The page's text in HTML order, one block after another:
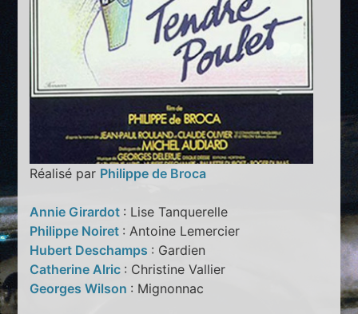
Réalisé par Philippe de Broca
Annie Girardot : Lise Tanquerelle
Philippe Noiret : Antoine Lemercier
Hubert Deschamps : Gardien
Catherine Alric : Christine Vallier
Georges Wilson : Mignonnac